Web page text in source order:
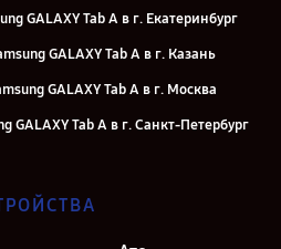
GALAXY Tab A в г. Екатеринбург
GALAXY Tab A в г. Казань
GALAXY Tab A в г. Москва
GALAXY Tab A в г. Санкт-Петербург